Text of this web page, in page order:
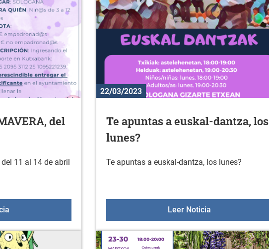
del
del 11 al 14 de abril
COLONIAS DE PRIMAVERA, del 11 al 14 de abril
22/03/2023
Te apuntas a euskal-dantza, los
lunes?
Te apuntas a euskal-dantza, los lunes?
Leer Noticia